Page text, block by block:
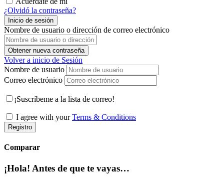
¿Olvidó la contraseña?
Inicio de sesión
Nombre de usuario o dirección de correo electrónico
Obtener nueva contraseña
Volver a inicio de Sesión
Nombre de usuario
Correo electrónico
¡Suscríbeme a la lista de correo!
I agree with yourTerms & Conditions
Registro
Comparar
¡Hola! Antes de que te vayas…